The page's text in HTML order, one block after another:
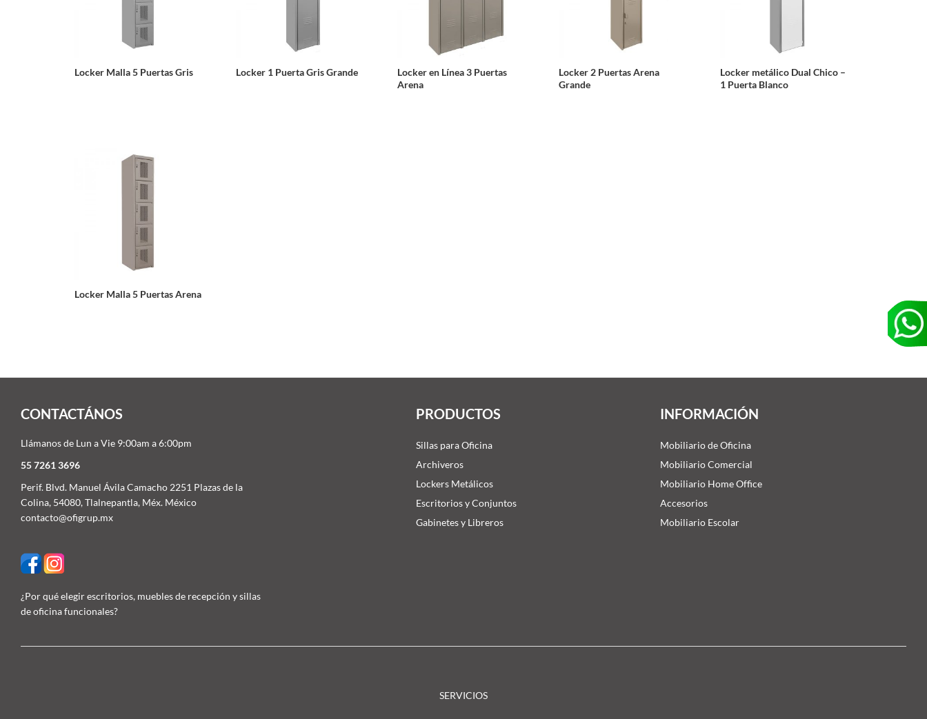
Locker Malla 5 Puertas Gris Locker 1 Puerta Gris Grande
Locker en Línea 3 Puertas
Arena
Locker 2 Puertas Arena
Grande
Locker metálico Dual Chico –
1 Puerta Blanco
Locker Malla 5 Puertas Arena
CONTACTÁNOS
Llámanos de Lun a Vie 9:00am a 6:00pm
55 7261 3696
Perif. Blvd. Manuel Ávila Camacho 2251 Plazas de la
Colina, 54080, Tlalnepantla, Méx. México
contacto@ofigrup.mx
¿Por qué elegir escritorios, muebles de recepción y sillas
de oficina funcionales?
PRODUCTOS
Sillas para Oficina
Archiveros
Lockers Metálicos
Escritorios y Conjuntos
Gabinetes y Libreros
INFORMACIÓN
Mobiliario de Oficina
Mobiliario Comercial
Mobiliario Home Office
Accesorios
Mobiliario Escolar
SERVICIOS